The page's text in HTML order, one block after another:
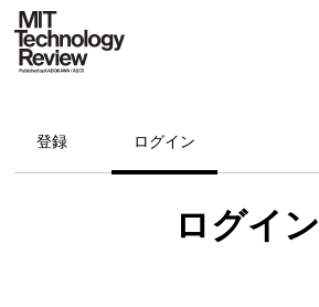
登録 ログイン
ログイン